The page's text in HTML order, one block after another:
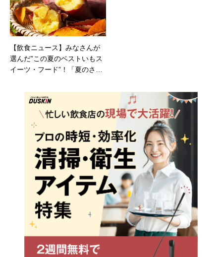
【飲食ニュース】みなさんが
選んだ”この夏のベストいもス
イーツ・フード”！「夏のさつ